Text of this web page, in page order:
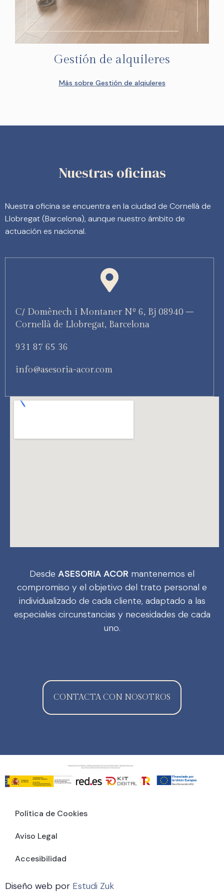
Gestión de alquileres
Más sobre Gestión de alqiuleres
Nuestras oficinas
Nuestra oficina se encuentra en la ciudad de Cornellà de
Llobregat (Barcelona), aunque nuestro ámbito de
actuación es nacional.
C/ Domènech i Montaner Nº 6, Bj 08940 –
Cornellà de Llobregat, Barcelona
931 87 65 36
info@asesoria-acor.com
Desde ASESORIA ACOR mantenemos el
compromiso y el objetivo del trato personal e
individualizado de cada cliente, adaptado a las
especiales circunstancias y necesidades de cada
uno.
CONTACTA CON NOSOTROS
Política de Cookies
Aviso Legal
Accesibilidad
Diseño web por Estudi Zuk